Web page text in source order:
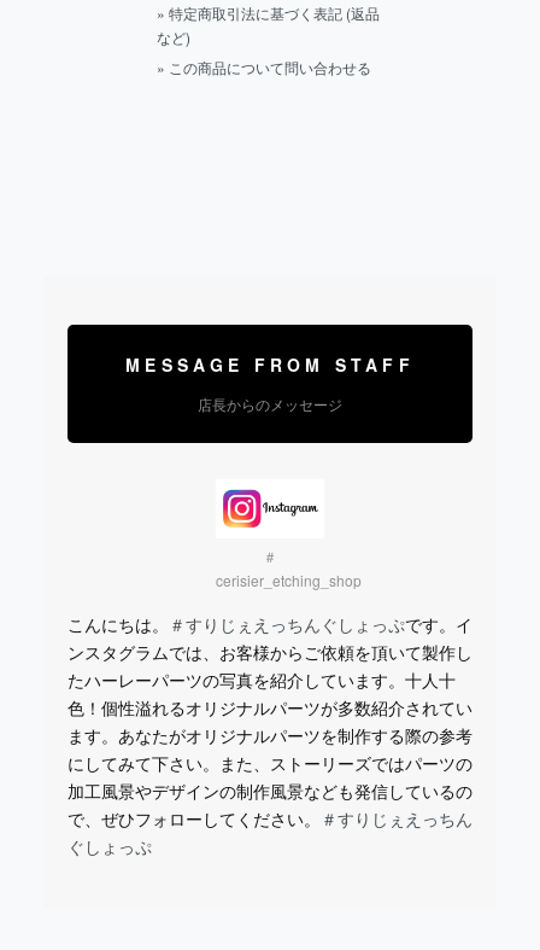
» 特定商取引法に基づく表記 (返品
など)
» この商品について問い合わせる
MESSAGE FROM STAFF
店長からのメッセージ
＃
cerisier_etching_shop
こんにちは。 ＃すりじぇえっちんぐしょっぷです。イ
ンスタグラムでは、お客様からご依頼を頂いて製作し
たハーレーパーツの写真を紹介しています。十人十
色！個性溢れるオリジナルパーツが多数紹介されてい
ます。あなたがオリジナルパーツを制作する際の参考
にしてみて下さい。また、ストーリーズではパーツの
加工風景やデザインの制作風景なども発信しているの
で、ぜひフォローしてください。
＃すりじぇえっちん
ぐしょっぷ